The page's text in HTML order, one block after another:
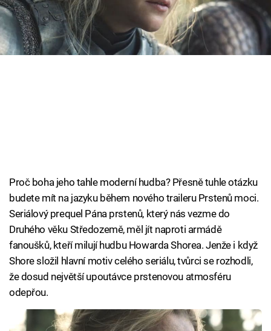
Cool Esport
Pořady
Sledujte nás
Proč boha jeho tahle moderní hudba? Přesně tuhle otázku
budete mít na jazyku během nového traileru Prstenů moci.
Seriálový prequel Pána prstenů, který nás vezme do
Druhého věku Středozemě, měl jít naproti armádě
fanoušků, kteří milují hudbu Howarda Shorea. Jenže i když
Shore složil hlavní motiv celého seriálu, tvůrci se rozhodli,
že dosud největší upoutávce prstenovou atmosféru
odepřou.